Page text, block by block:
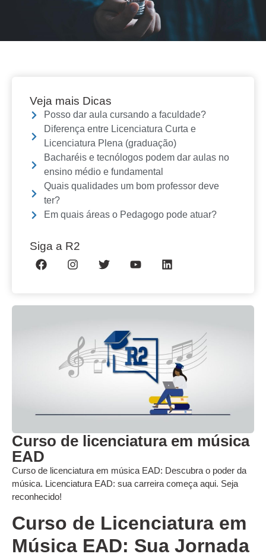
Veja mais Dicas
Posso dar aula cursando a faculdade?
Diferença entre Licenciatura Curta e
Licenciatura Plena (graduação)
Bacharéis e tecnólogos podem dar aulas no
ensino médio e fundamental
Quais qualidades um bom professor deve
ter?
Em quais áreas o Pedagogo pode atuar?
Siga a R2
Curso de licenciatura em música
EAD
Curso de licenciatura em música EAD: Descubra o poder da
música. Licenciatura EAD: sua carreira começa aqui. Seja
reconhecido!
Curso de Licenciatura em
Música EAD: Sua Jornada